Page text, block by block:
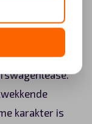
ID.
nieuwe
karakter is